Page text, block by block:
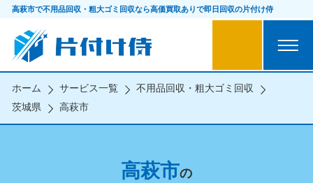
高萩市で不用品回収・粗大ゴミ回収なら高価買取ありで即日回収の片付け侍
ホーム サービス一覧
不用品回収・粗大ゴミ回収
茨城県
高萩市
高萩市の